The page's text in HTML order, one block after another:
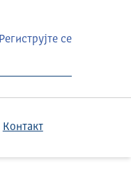
Региструјте се
Контакт